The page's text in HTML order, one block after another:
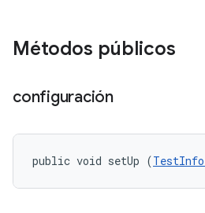
Métodos públicos
configuración
public void setUp (